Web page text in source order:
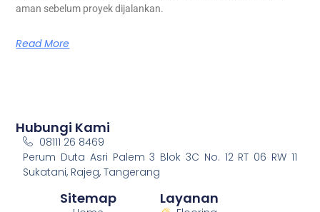
aman sebelum proyek dijalankan.
Read More
Hubungi Kami
08111 26 8469
Perum Duta Asri Palem 3 Blok 3C No. 12 RT 06 RW 11
Sukatani, Rajeg, Tangerang
Sitemap Layanan